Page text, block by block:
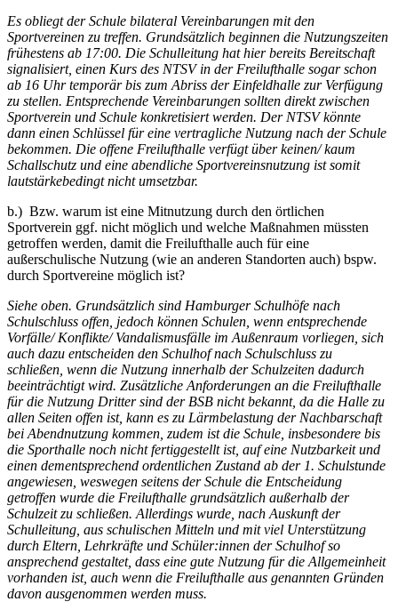
Es obliegt der Schule bilateral Vereinbarungen mit den
Sportvereinen zu treffen. Grundsätzlich beginnen die Nutzungszeiten
frühestens ab 17:00. Die Schulleitung hat hier bereits Bereitschaft
signalisiert, einen Kurs des NTSV in der Freilufthalle sogar schon
ab 16 Uhr temporär bis zum Abriss der Einfeldhalle zur Verfügung
zu stellen. Entsprechende Vereinbarungen sollten direkt zwischen
Sportverein und Schule konkretisiert werden. Der NTSV könnte
dann einen Schlüssel für eine vertragliche Nutzung nach der Schule
bekommen. Die offene Freilufthalle verfügt über keinen/ kaum
Schallschutz und eine abendliche Sportvereinsnutzung ist somit
lautstärkebedingt nicht umsetzbar.
b.) Bzw. warum ist eine Mitnutzung durch den örtlichen
Sportverein ggf. nicht möglich und welche Maßnahmen müssten
getroffen werden, damit die Freilufthalle auch für eine
außerschulische Nutzung (wie an anderen Standorten auch) bspw.
durch Sportvereine möglich ist?
Siehe oben. Grundsätzlich sind Hamburger Schulhöfe nach
Schulschluss offen, jedoch können Schulen, wenn entsprechende
Vorfälle/ Konflikte/ Vandalismusfälle im Außenraum vorliegen, sich
auch dazu entscheiden den Schulhof nach Schulschluss zu
schließen, wenn die Nutzung innerhalb der Schulzeiten dadurch
beeinträchtigt wird. Zusätzliche Anforderungen an die Freilufthalle
für die Nutzung Dritter sind der BSB nicht bekannt, da die Halle zu
allen Seiten offen ist, kann es zu Lärmbelastung der Nachbarschaft
bei Abendnutzung kommen, zudem ist die Schule, insbesondere bis
die Sporthalle noch nicht fertiggestellt ist, auf eine Nutzbarkeit und
einen dementsprechend ordentlichen Zustand ab der 1. Schulstunde
angewiesen, weswegen seitens der Schule die Entscheidung
getroffen wurde die Freilufthalle grundsätzlich außerhalb der
Schulzeit zu schließen. Allerdings wurde, nach Auskunft der
Schulleitung, aus schulischen Mitteln und mit viel Unterstützung
durch Eltern, Lehrkräfte und Schüler:innen der Schulhof so
ansprechend gestaltet, dass eine gute Nutzung für die Allgemeinheit
vorhanden ist, auch wenn die Freilufthalle aus genannten Gründen
davon ausgenommen werden muss.